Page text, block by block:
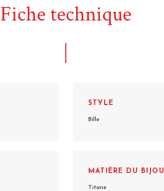
Fiche technique
STYLE
Bille
MATIÈRE DU BIJOU
Titane